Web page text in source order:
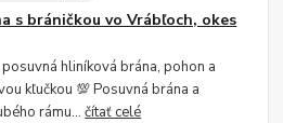
s bráničkou vo Vrábľoch, okes
hliníková brána, pohon a
kľučkou 💯 Posuvná brána a
rámu...čítať celé